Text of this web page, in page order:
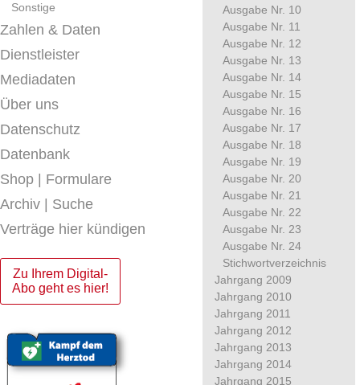
Sonstige
Zahlen & Daten
Dienstleister
Mediadaten
Über uns
Datenschutz
Datenbank
Shop | Formulare
Archiv | Suche
Verträge hier kündigen
Zu Ihrem Digital-
Abo geht es hier!
Ausgabe Nr. 10
Ausgabe Nr. 11
Ausgabe Nr. 12
Ausgabe Nr. 13
Ausgabe Nr. 14
Ausgabe Nr. 15
Ausgabe Nr. 16
Ausgabe Nr. 17
Ausgabe Nr. 18
Ausgabe Nr. 19
Ausgabe Nr. 20
Ausgabe Nr. 21
Ausgabe Nr. 22
Ausgabe Nr. 23
Ausgabe Nr. 24
Stichwortverzeichnis
Jahrgang 2009
Jahrgang 2010
Jahrgang 2011
Jahrgang 2012
Jahrgang 2013
Jahrgang 2014
Jahrgang 2015